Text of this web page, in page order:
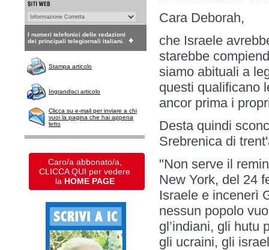
I numeri telefonici delle redazioni
dei principali telegiornali italiani.
Stampa articolo
Ingrandisci articolo
Clicca su e-mail per inviare a chi
vuoi la pagina che hai appena
letto
Caro/a abbonato/a,
CLICCA QUI per vedere
la HOME PAGE
Cara Deborah,
che Israele
starebbe
siamo abituali a
questi qualificano
ancor prima i
Desta quindi
Srebrenica di
"Non serve il
New York, del 24
Israele e incenerì
nessun popolo
gl’indiani, gli hutu
gli ucraini, gli